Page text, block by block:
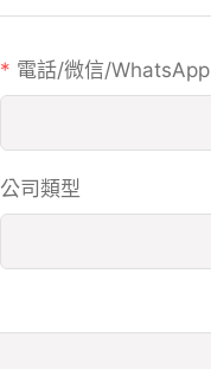
電話/微信/WhatsApp
公司類型